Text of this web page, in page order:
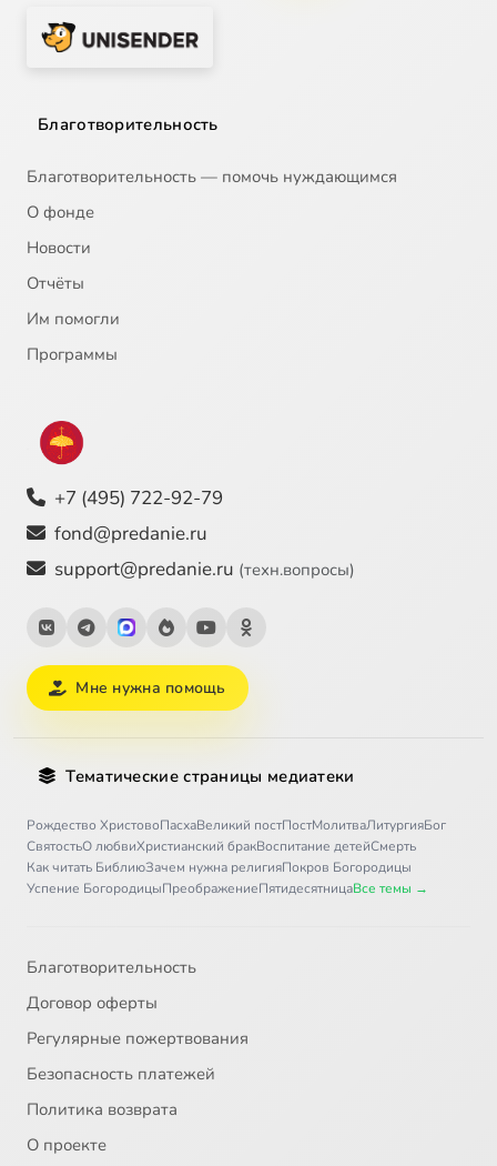
Благотворительность
Благотворительность — помочь нуждающимся
О фонде
Новости
Отчёты
Им помогли
Программы
+7 (495) 722-92-79
fond@predanie.ru
support@predanie.ru (техн.вопросы)
Мне нужна помощь
Тематические страницы медиатеки
Рождество ХристовоПасхаВеликий постПостМолитваЛитургияБог
СвятостьО любвиХристианский бракВоспитание детейСмерть
Как читать БиблиюЗачем нужна религияПокров Богородицы
Успение БогородицыПреображениеПятидесятницаВсе темы →
Благотворительность
Договор оферты
Регулярные пожертвования
Безопасность платежей
Политика возврата
О проекте